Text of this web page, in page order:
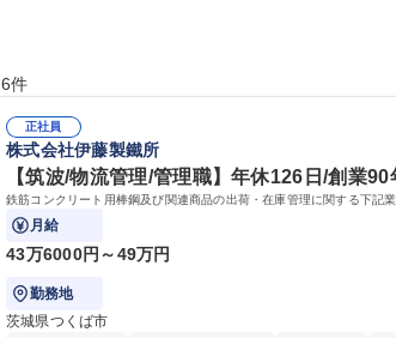
6件
正社員
株式会社伊藤製鐵所
【筑波/物流管理/管理職】年休126日/創業
鉄筋コンクリート用棒鋼及び関連商品の出荷・在庫管理に関する下記業
月給
43万6000円～49万円
勤務地
茨城県つくば市